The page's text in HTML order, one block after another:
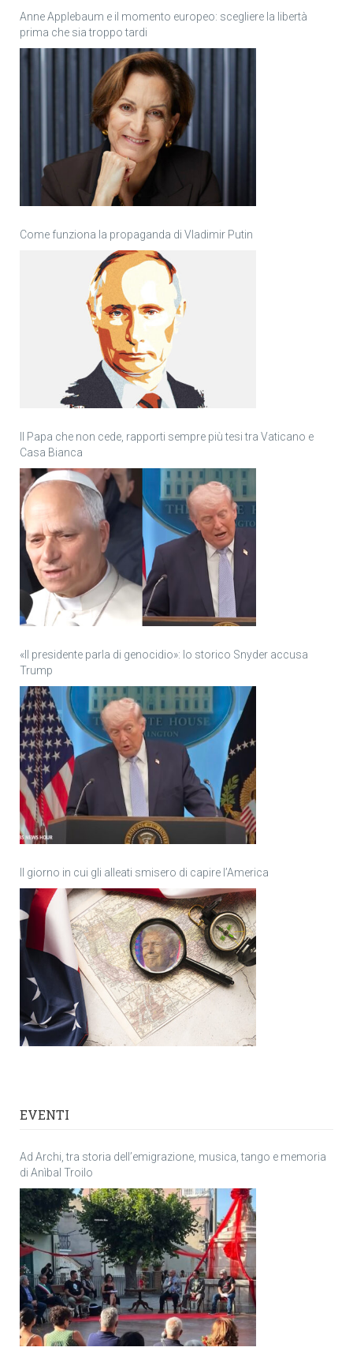
Anne Applebaum e il momento europeo: scegliere la libertà
prima che sia troppo tardi
Come funziona la propaganda di Vladimir Putin
Il Papa che non cede, rapporti sempre più tesi tra Vaticano e
Casa Bianca
«Il presidente parla di genocidio»: lo storico Snyder accusa
Trump
Il giorno in cui gli alleati smisero di capire l’America
EVENTI
Ad Archi, tra storia dell’emigrazione, musica, tango e memoria
di Anìbal Troilo